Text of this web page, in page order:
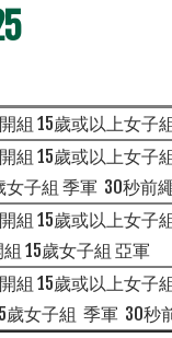
組 15歲或以上女
組 15歲或以上女子
女子組 季軍 30秒前
組 15歲或以上女子
15歲女子組 亞軍
組 15歲或以上女子
歲女子組 季軍 30秒